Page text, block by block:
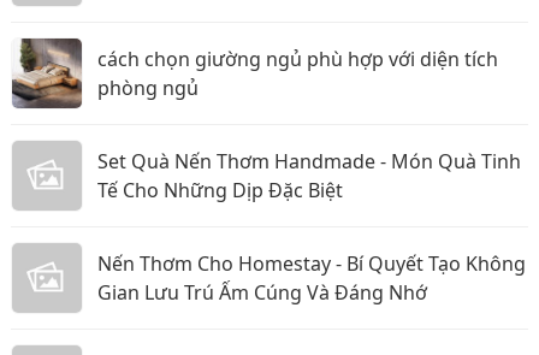
cách chọn giường ngủ phù hợp với diện tích
phòng ngủ
Set Quà Nến Thơm Handmade - Món Quà Tinh
Tế Cho Những Dịp Đặc Biệt
Nến Thơm Cho Homestay - Bí Quyết Tạo Không
Gian Lưu Trú Ấm Cúng Và Đáng Nhớ